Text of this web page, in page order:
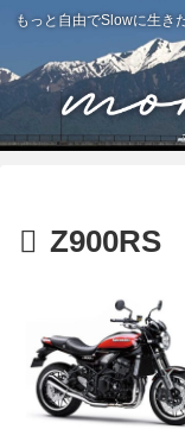
もっと自由でSlowに生き
Z900RS